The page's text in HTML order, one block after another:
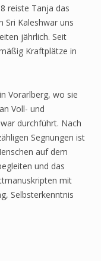
reiste Tanja das
Sri Kaleshwar uns
jährlich. Seit
Kraftplätze in
Vorarlberg, wo sie
Voll- und
durchführt. Nach
Segnungen ist
auf dem
und das
mit
Selbsterkenntnis